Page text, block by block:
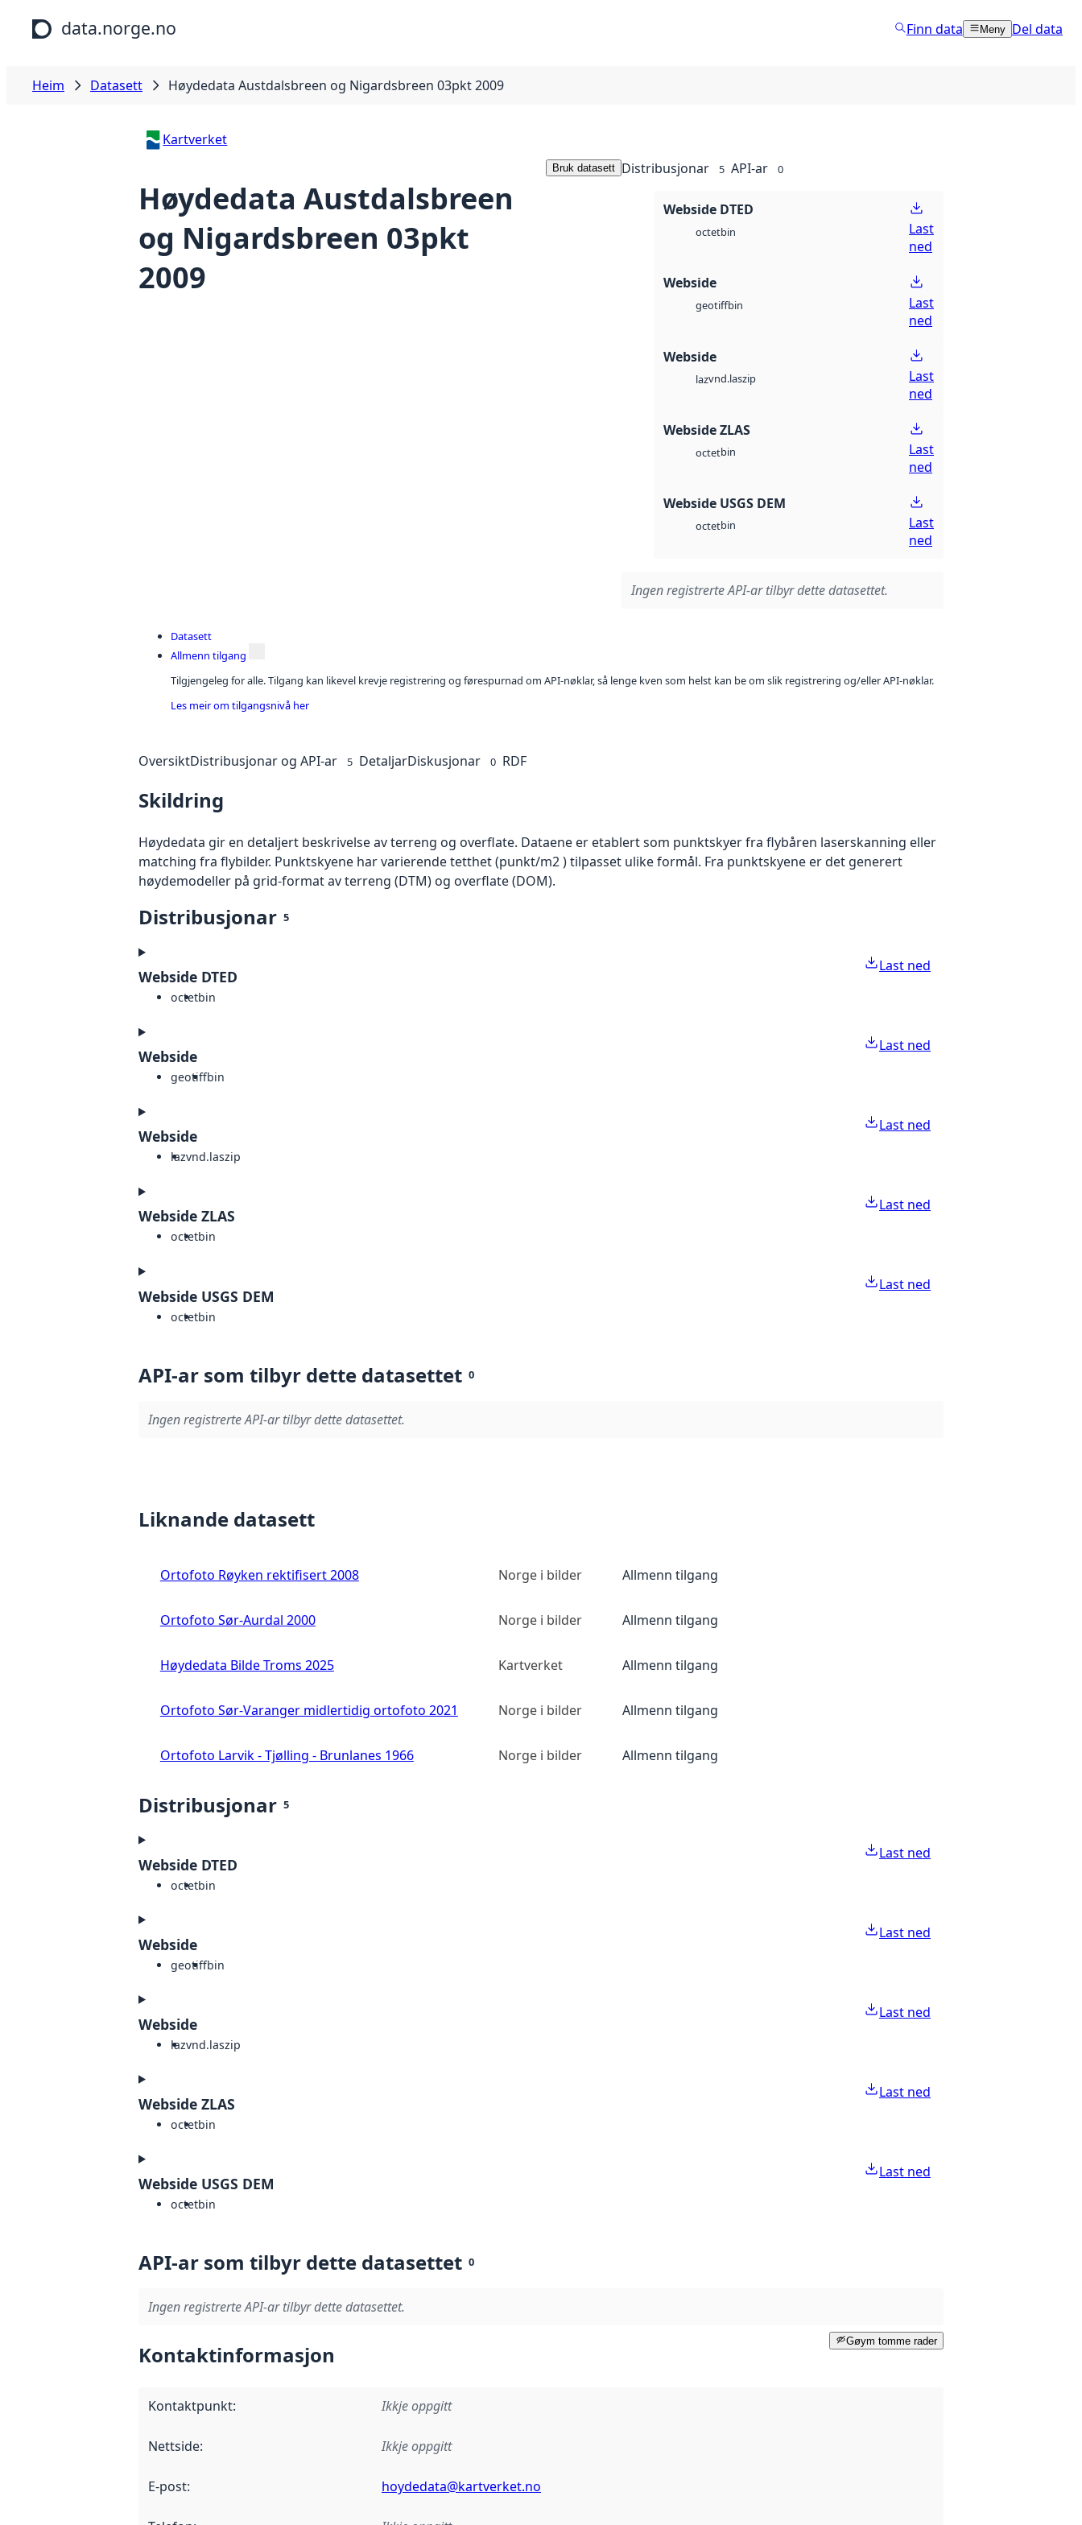
Hopp til hovudinnhald
data.norge.no Finn data Meny Del data
Heim Datasett Høydedata Austdalsbreen og Nigardsbreen 03pkt 2009
Kartverket
Høydedata Austdalsbreen
og Nigardsbreen 03pkt
2009
Bruk datasett Distribusjonar 5 API-ar 0
Webside DTED
octetbin
Last
ned
Webside
geotiffbin
Last
ned
Webside
lazvnd.laszip
Last
ned
Webside ZLAS
octetbin
Last
ned
Webside USGS DEM
octetbin
Last
ned
Ingen registrerte API-ar tilbyr dette datasettet.
Datasett
Allmenn tilgang
Tilgjengeleg for alle. Tilgang kan likevel krevje registrering og førespurnad om API-nøklar, så lenge kven som helst kan be om slik registrering og/eller API-nøklar.
Les meir om tilgangsnivå her
OversiktDistribusjonar og API-ar 5 DetaljarDiskusjonar 0 RDF
Skildring
Høydedata gir en detaljert beskrivelse av terreng og overflate. Dataene er etablert som punktskyer fra flybåren laserskanning eller
matching fra flybilder. Punktskyene har varierende tetthet (punkt/m2 ) tilpasset ulike formål. Fra punktskyene er det generert
høydemodeller på grid-format av terreng (DTM) og overflate (DOM).
Distribusjonar 5
Webside DTED
octetbin
Last ned
Webside
geotiffbin
Last ned
Webside
lazvnd.laszip
Last ned
Webside ZLAS
octetbin
Last ned
Webside USGS DEM
octetbin
Last ned
API-ar som tilbyr dette datasettet 0
Ingen registrerte API-ar tilbyr dette datasettet.
Liknande datasett
Ortofoto Røyken rektifisert 2008 Norge i bilder Allmenn tilgang
Ortofoto Sør-Aurdal 2000 Norge i bilder Allmenn tilgang
Høydedata Bilde Troms 2025 Kartverket Allmenn tilgang
Ortofoto Sør-Varanger midlertidig ortofoto 2021 Norge i bilder Allmenn tilgang
Ortofoto Larvik - Tjølling - Brunlanes 1966 Norge i bilder Allmenn tilgang
Distribusjonar 5
Webside DTED
octetbin
Last ned
Webside
geotiffbin
Last ned
Webside
lazvnd.laszip
Last ned
Webside ZLAS
octetbin
Last ned
Webside USGS DEM
octetbin
Last ned
API-ar som tilbyr dette datasettet 0
Ingen registrerte API-ar tilbyr dette datasettet.
Gøym tomme rader
Kontaktinformasjon
Kontaktpunkt: Ikkje oppgitt
Nettside: Ikkje oppgitt
E-post: hoydedata@kartverket.no